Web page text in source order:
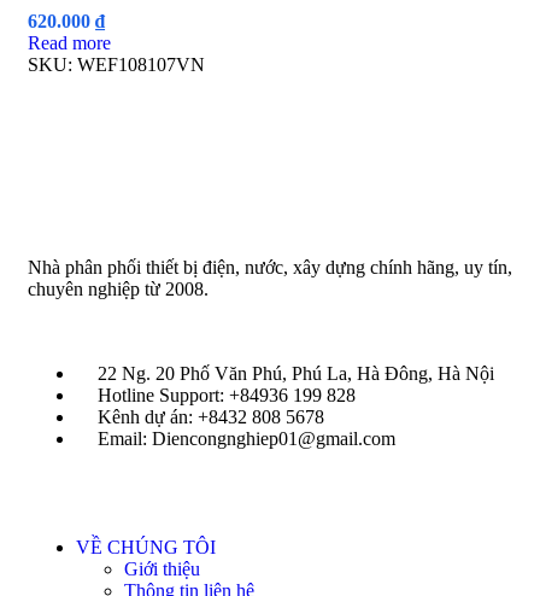
620.000 ₫
Read more
SKU: WEF108107VN
Nhà phân phối thiết bị điện, nước, xây dựng chính hãng, uy tín,
chuyên nghiệp từ 2008.
22 Ng. 20 Phố Văn Phú, Phú La, Hà Đông, Hà Nội
Hotline Support: +84936 199 828
Kênh dự án: +8432 808 5678
Email: Diencongnghiep01@gmail.com
VỀ CHÚNG TÔI
Giới thiệu
Thông tin liên hệ